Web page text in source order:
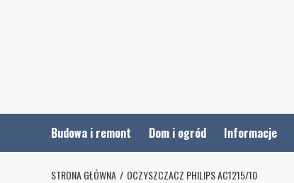
Budowa i remont Dom i ogród Informacje
STRONA GŁÓWNA OCZYSZCZACZ PHILIPS AC1215/10